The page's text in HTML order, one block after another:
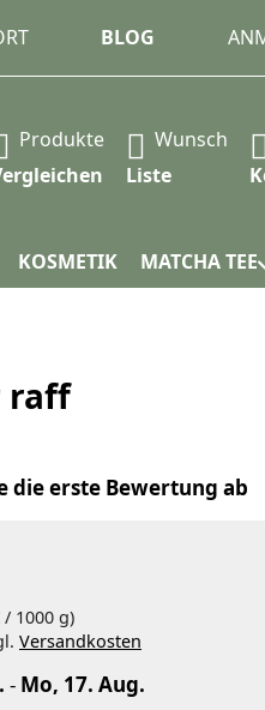
BLOG
erste Ergebnisse.
Produkte
Wunsch
Liste
KOSMETIK MATCHA TEE
raff
die erste Bewertung ab
1000 g)
Versandkosten
- Mo, 17. Aug.